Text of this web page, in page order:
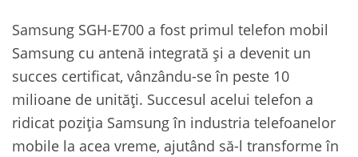
Samsung SGH-E700 a fost primul telefon mobil
Samsung cu antenă integrată și a devenit un
succes certificat, vânzându-se în peste 10
milioane de unități. Succesul acelui telefon a
ridicat poziția Samsung în industria telefoanelor
mobile la acea vreme, ajutând să-l transforme în